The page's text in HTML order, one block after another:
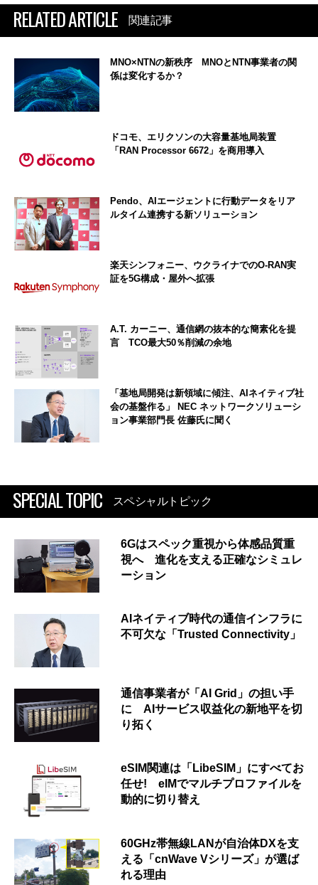
RELATED ARTICLE 関連記事
MNO×NTNの新秩序 MNOとNTN事業者の関
係は変化するか？
ドコモ、エリクソンの大容量基地局装置
「RAN Processor 6672」を商用導入
Pendo、AIエージェントに行動データをリア
ルタイム連携する新ソリューション
楽天シンフォニー、ウクライナでのO-RAN実
証を5G構成・屋外へ拡張
A.T. カーニー、通信網の抜本的な簡素化を提
言 TCO最大50％削減の余地
「基地局開発は新領域に傾注、AIネイティブ社
会の基盤作る」 NEC ネットワークソリューシ
ョン事業部門長 佐藤氏に聞く
SPECIAL TOPIC スペシャルトピック
6Gはスペック重視から体感品質重
視へ 進化を支える正確なシミュレ
ーション
AIネイティブ時代の通信インフラに
不可欠な「Trusted Connectivity」
通信事業者が「AI Grid」の担い手
に AIサービス収益化の新地平を切
り拓く
eSIM関連は「LibeSIM」にすべてお
任せ! eIMでマルチプロファイルを
動的に切り替え
60GHz帯無線LANが自治体DXを支
える「cnWave Vシリーズ」が選ば
れる理由